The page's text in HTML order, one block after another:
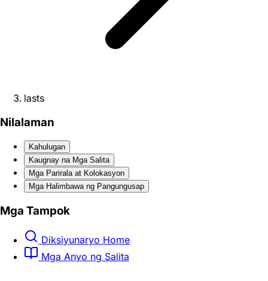
lasts
Nilalaman
Kahulugan
Kaugnay na Mga Salita
Mga Parirala at Kolokasyon
Mga Halimbawa ng Pangungusap
Mga Tampok
Diksiyunaryo Home
Mga Anyo ng Salita